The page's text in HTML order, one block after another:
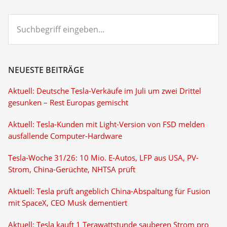
eingeben...
NEUESTE BEITRÄGE
Aktuell: Deutsche Tesla-Verkäufe im Juli um zwei Drittel
gesunken – Rest Europas gemischt
Aktuell: Tesla-Kunden mit Light-Version von FSD melden
ausfallende Computer-Hardware
Tesla-Woche 31/26: 10 Mio. E-Autos, LFP aus USA, PV-
Strom, China-Gerüchte, NHTSA prüft
Aktuell: Tesla prüft angeblich China-Abspaltung für Fusion
mit SpaceX, CEO Musk dementiert
Aktuell: Tesla kauft 1 Terawattstunde sauberen Strom pro